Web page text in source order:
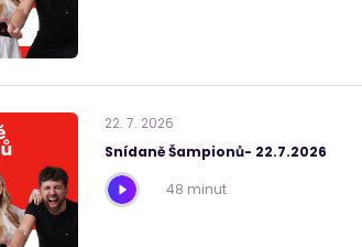
22. 7. 2026
Snídaně Šampionů- 22.7.2026
48 minut